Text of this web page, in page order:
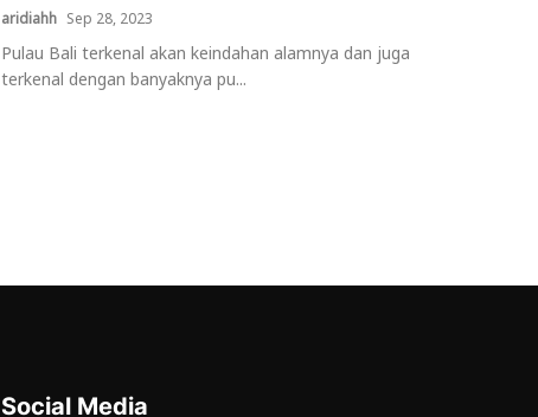
aridiahh Sep 28, 2023
Pulau Bali terkenal akan keindahan alamnya dan juga
terkenal dengan banyaknya pu...
Social Media